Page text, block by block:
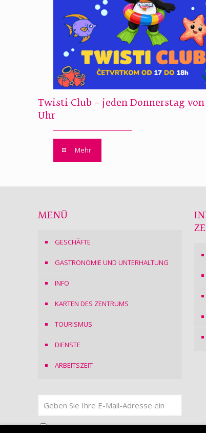
Twisti Club – jeden Donnerstag von
Uhr
Mehr
MENÜ
GESCHÄFTE
GASTRONOMIE UND UNTERHALTUNG
INFO
KARTEN DES ZENTRUMS
TOURISMUS
DIENSTE
ARBEITSZEIT
Ich stimmeder Datenschutzerklärungzu